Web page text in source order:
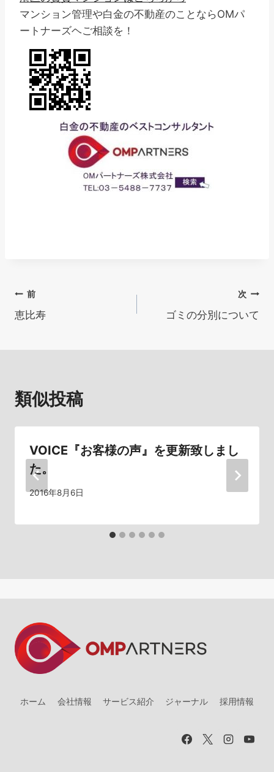
マンション管理や白金の不動産のことならOMパ
ートナーズヘご相談を！
投
稿
ゲ
ー
シ
ョ
前
恵比寿
次
ゴミの分別について
類似投稿
VOICE『お客様の声』を更新致しまし
た。
2016年8月6日
ホーム 会社情報 サービス紹介 ジャーナル 採用情報